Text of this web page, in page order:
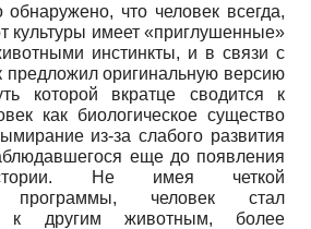
что человек всегда,
культуры имеет «приглушенные»
инстинкты, и в связи с
предложил оригинальную версию
которой вкратце сводится к
как биологическое существо
из-за слабого развития
еще до появления
Не имея четкой
программы, человек стал
к другим животным, более